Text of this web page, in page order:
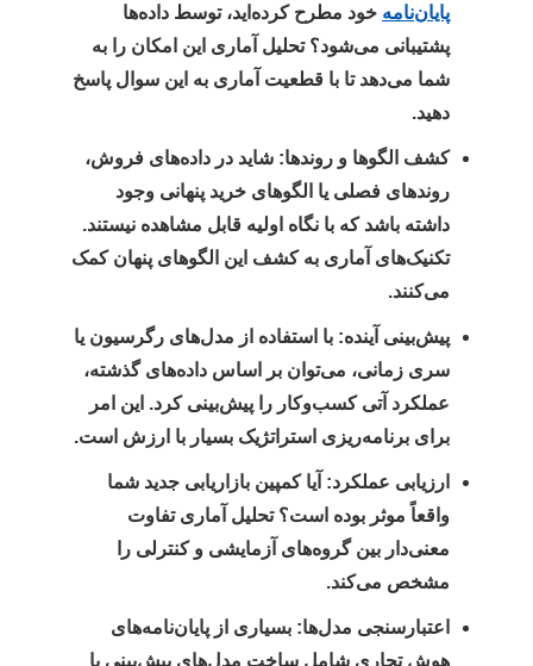
پایان‌نامه خود مطرح کرده‌اید، توسط داده‌ها
پشتیبانی می‌شود؟ تحلیل آماری این امکان را به
شما می‌دهد تا با قطعیت آماری به این سوال پاسخ
دهید.
کشف الگوها و روندها: شاید در داده‌های فروش،
روندهای فصلی یا الگوهای خرید پنهانی وجود
داشته باشد که با نگاه اولیه قابل مشاهده نیستند.
تکنیک‌های آماری به کشف این الگوهای پنهان کمک
می‌کنند.
پیش‌بینی آینده: با استفاده از مدل‌های رگرسیون یا
سری زمانی، می‌توان بر اساس داده‌های گذشته،
عملکرد آتی کسب‌وکار را پیش‌بینی کرد. این امر
برای برنامه‌ریزی استراتژیک بسیار با ارزش است.
ارزیابی عملکرد: آیا کمپین بازاریابی جدید شما
واقعاً موثر بوده است؟ تحلیل آماری تفاوت
معنی‌دار بین گروه‌های آزمایشی و کنترلی را
مشخص می‌کند.
اعتبارسنجی مدل‌ها: بسیاری از پایان‌نامه‌های
هوش تجاری شامل ساخت مدل‌های پیش‌بینی یا